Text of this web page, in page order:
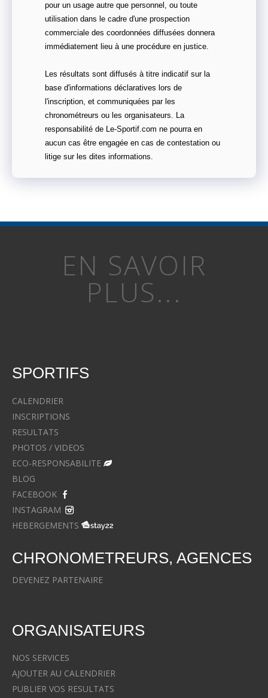
pour un usage autre que personnel, ou toute
utilisation dans le cadre d'une prospection
commerciale des coordonnées diffusées donnera
immédiatement lieu à une procédure en justice.
Les résultats sont diffusés à titre indicatif sur la
base d'informations déclaratives lors de
l'inscription, et communiquées par les
chronométreurs ou les organisateurs. La
responsabilité de Le-Sportif.com ne pourra en
aucun cas être engagée en cas de contestation ou
litige sur les dites informations.
EN SAVOIR
PLUS...
SPORTIFS
CALENDRIER
INSCRIPTIONS
RESULTATS
PHOTOS / VIDEOS
ECO-RESPONSABILITE
BLOG
FACEBOOK
INSTAGRAM
HEBERGEMENTS
CHRONOMETREURS, AGENCES
DEVENEZ PARTENAIRE
ORGANISATEURS
NOS SERVICES
AJOUTER AU CALENDRIER
PUBLIER VOS RESULTATS